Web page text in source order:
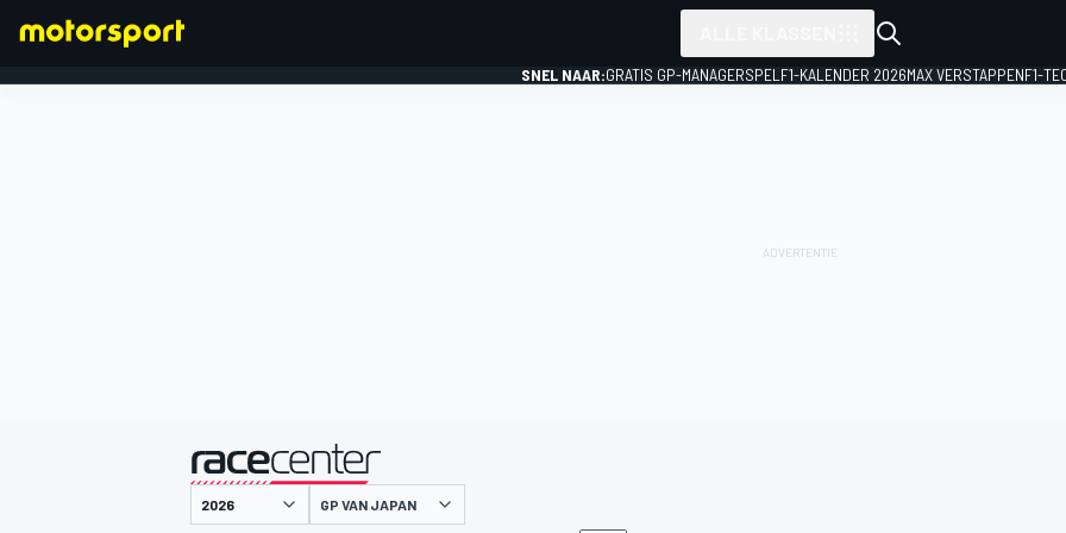
SNEL NAAR:GRATIS GP-MANAGERSPEL F1-KALENDER 2026MAX VERSTAPPENF1-
gepresenteerd door
GP VAN JAPAN